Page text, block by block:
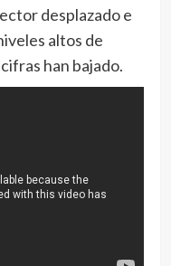
desplazado e
altos de
han bajado.